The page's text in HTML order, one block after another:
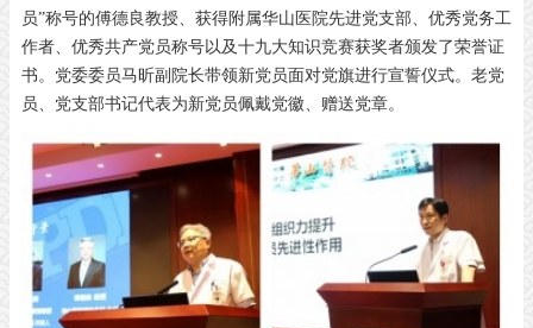
员”称号的傅德良教授、获得附属华山医院先进党支部、优秀党务工
作者、优秀共产党员称号以及十九大知识竞赛获奖者颁发了荣誉证
书。党委委员马昕副院长带领新党员面对党旗进行宣誓仪式。老党
员、党支部书记代表为新党员佩戴党徽、赠送党章。